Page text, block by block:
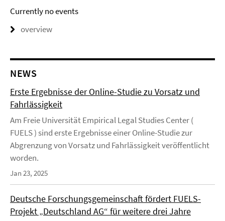
Currently no events
overview
NEWS
Erste Ergebnisse der Online-Studie zu Vorsatz und
Fahrlässigkeit
Am Freie Universität Empirical Legal Studies Center (
FUELS ) sind erste Ergebnisse einer Online-Studie zur
Abgrenzung von Vorsatz und Fahrlässigkeit veröffentlicht
worden.
Jan 23, 2025
Deutsche Forschungsgemeinschaft fördert FUELS-
Projekt „Deutschland AG“ für weitere drei Jahre